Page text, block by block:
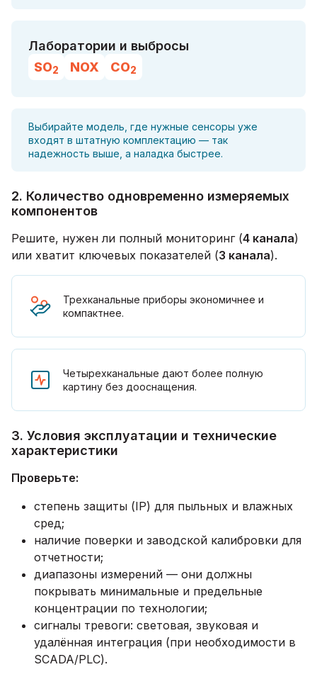
Лаборатории и выбросы
SO2 NOX CO2
Выбирайте модель, где нужные сенсоры уже
входят в штатную комплектацию — так
надежность выше, а наладка быстрее.
2. Количество одновременно измеряемых
компонентов
Решите, нужен ли полный мониторинг (4 канала)
или хватит ключевых показателей (3 канала).
Трехканальные приборы экономичнее и
компактнее.
Четырехканальные дают более полную
картину без дооснащения.
3. Условия эксплуатации и технические
характеристики
Проверьте:
степень защиты (IP) для пыльных и влажных
сред;
наличие поверки и заводской калибровки для
отчетности;
диапазоны измерений — они должны
покрывать минимальные и предельные
концентрации по технологии;
сигналы тревоги: световая, звуковая и
удалённая интеграция (при необходимости в
SCADA/PLC).